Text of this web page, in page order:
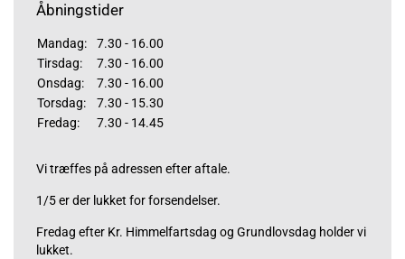
Åbningstider
Mandag:
7.30 - 16.00
Tirsdag:
7.30 - 16.00
Onsdag:
7.30 - 16.00
Torsdag:
7.30 - 15.30
Fredag:
7.30 - 14.45
Vi træffes på adressen efter aftale.
1/5 er der lukket for forsendelser.
Fredag efter Kr. Himmelfartsdag og Grundlovsdag holder vi
lukket.